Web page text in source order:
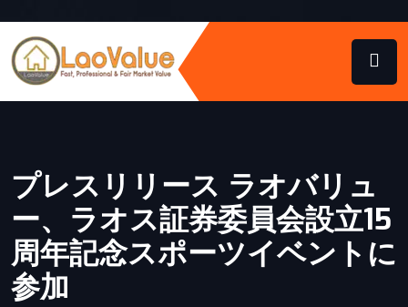
プレスリリース ラオバリュ
ー、ラオス証券委員会設立15
周年記念スポーツイベントに
参加